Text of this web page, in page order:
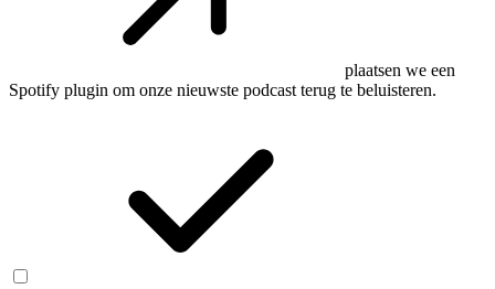
plaatsen we een
Spotify plugin om onze nieuwste podcast terug te beluisteren.